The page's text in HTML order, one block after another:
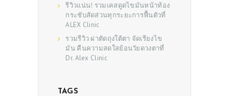
รีวิวแน่น! รวมเคสดูดไขมันหน้าท้อง
กระชับสัดส่วนทุกระยะการฟื้นตัวที่
ALEX Clinic
รวมรีวิว ผ่าตัดถุงใต้ตา จัดเรียงไข
มัน คืนความสดใสย้อนวัยดวงตาที่
Dr. Alex Clinic
TAGS